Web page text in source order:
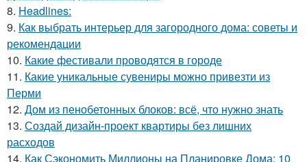
8. Headlines:
9. Как выбрать интерьер для загородного дома: советы и
рекомендации
10. Какие фестивали проводятся в городе
11. Какие уникальные сувениры можно привезти из
Перми
12. Дом из пенобетонных блоков: всё, что нужно знать
13. Создай дизайн-проект квартиры без лишних
расходов
14. Как Сэкономить Миллионы на Планировке Дома: 10